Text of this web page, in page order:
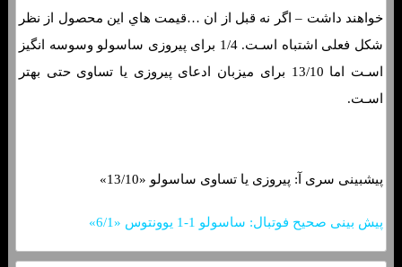
خواهند داشت – اگر نه قبل از ان …قیمت هاي‌ این محصول از نظر
شکل فعلی اشتباه اسـت. 1/4 برای پیروزی ساسولو وسوسه انگیز
اسـت اما 13/10 برای میزبان ادعای پیروزی یا تساوی حتی بهتر
اسـت.
پیشبینی سری آ: پیروزی یا تساوی ساسولو «13/10»
پیش بینی صحیح فوتبال: ساسولو 1-1 یوونتوس «6/1»